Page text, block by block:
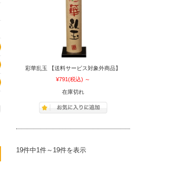
彩華乱玉 【送料サービス対象外商品】
¥791(税込) ～
在庫切れ
19件中1件～19件を表示